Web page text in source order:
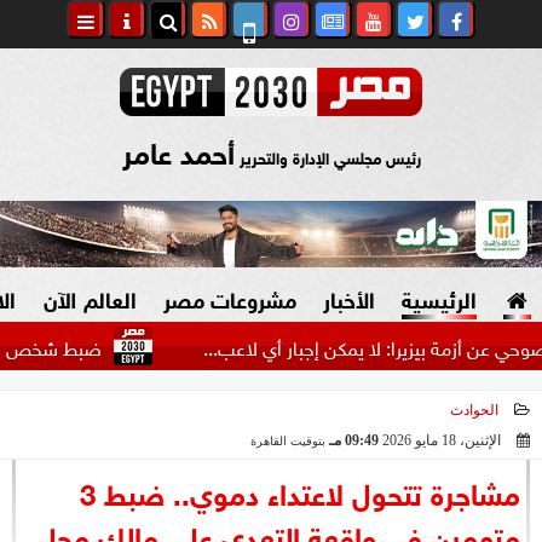
رئيس مجلسي الإدارة والتحرير أحمد عامر
الرئيسية الأخبار
السياسة
الرئاسة
مشروعات مصر العالم الآن
ضبط شخص انتحل صفة بيزيرا: لا يمكن إجبار أي لاعب...
الحوادث
الإثنين، 18 مايو 2026
09:49 مـ بتوقيت القاهرة
مشاجرة تتحول لاعتداء دموي.. ضبط 3